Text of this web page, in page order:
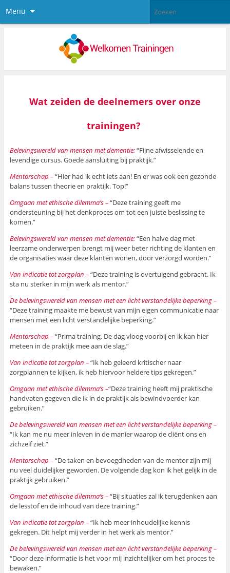
Menu
Wat zeiden de deelnemers over onze
trainingen?
Belevingswereld van mensen met dementie:“Fijne afwisselende en
levendige cursus. Goede aansluiting bij praktijk.”
Mentorschap –“Hier had ik echt iets aan! En er was ook een gezonde
balans tussen theorie en praktijk. Top!”
Omgaan met ethische dilemma’s –“Deze training geeft me
ondersteuning bij het denkproces om tot een juiste beslissing te
komen.”
Belevingswereld van mensen met dementie:“Een halve dag met
leerzame onderwerpen brengt mij weer beter richting de klanten en
de organisaties waar deze klanten wonen, door verzorgd worden.”
Van indicatie tot zorgplan –“Deze training is overtuigend gebracht. Ik
sta nu sterker in mijn werk als mentor.”
De belevingswereld van mensen met een licht verstandelijke beperking –
“Deze training maakte me bewust van mijn eigen communicatie naar
mensen met een licht verstandelijke beperking.”
Mentorschap –“Prima training. De dag vloog voorbij en ik kan hier
meteen in de praktijk mee aan de slag.”
Van indicatie tot zorgplan –“Ik heb geleerd kritischer naar
zorgplannen te kijken, ik heb hiervoor heldere tips gekregen.”
Omgaan met ethische dilemma’s –“Deze training heeft mij praktische
handvaten gegeven die ik in de praktijk als bewindvoerder kan
gebruiken.”
De belevingswereld van mensen met een licht verstandelijke beperking –
“Ik kan me nu meer inleven in de manier waarop de cliënt ons en
zichzelf ziet.”
Mentorschap –“De taken en bevoegdheden van de mentor zijn mij
nu veel duidelijker geworden. De volgende dag kon ik het gelijk in de
praktijk gebruiken.”
Omgaan met ethische dilemma’s –“Bij situaties zal ik terugdenken aan
de lesstof en de inhoud van deze training.”
Van indicatie tot zorgplan –“Ik heb meer inhoudelijke kennis
gekregen. Dit helpt mij verder in het werk als mentor.”
De belevingswereld van mensen met een licht verstandelijke beperking –
“Door deze informatie is het voor mij inzichtelijker om het proces te
bewaken.”